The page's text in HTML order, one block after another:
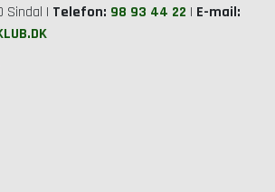
Sindal | Telefon: 98 93 44 22 | E-mail: